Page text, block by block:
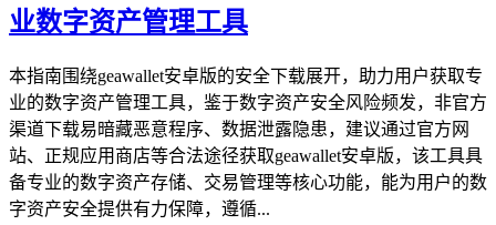
业数字资产管理工具
本指南围绕geawallet安卓版的安全下载展开，助力用户获取专
业的数字资产管理工具，鉴于数字资产安全风险频发，非官方
渠道下载易暗藏恶意程序、数据泄露隐患，建议通过官方网
站、正规应用商店等合法途径获取geawallet安卓版，该工具具
备专业的数字资产存储、交易管理等核心功能，能为用户的数
字资产安全提供有力保障，遵循...